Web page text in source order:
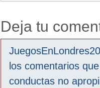
Deja tu
los comentarios
conductas no